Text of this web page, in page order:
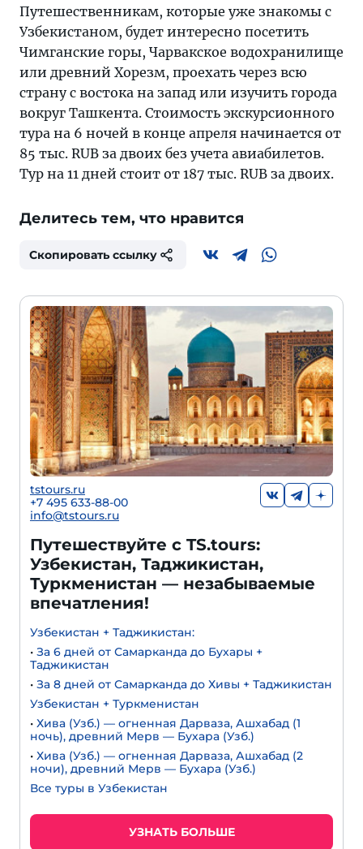
Путешественникам, которые уже знакомы с
Узбекистаном, будет интересно посетить
Чимганские горы, Чарвакское водохранилище
или древний Хорезм, проехать через всю
страну с востока на запад или изучить города
вокруг Ташкента. Стоимость экскурсионного
тура на 6 ночей в конце апреля начинается от
85 тыс. RUB за двоих без учета авиабилетов.
Тур на 11 дней стоит от 187 тыс. RUB за двоих.
Делитесь тем, что нравится
Скопировать ссылку
tstours.ru
+7 495 633-88-00
info@tstours.ru
Путешествуйте с TS.tours:
Узбекистан, Таджикистан,
Туркменистан — незабываемые
впечатления!
Узбекистан + Таджикистан:
• За 6 дней от Самарканда до Бухары +
Таджикистан
• За 8 дней от Самарканда до Хивы + Таджикистан
Узбекистан + Туркменистан
• Хива (Узб.) — огненная Дарваза, Ашхабад (1
ночь), древний Мерв — Бухара (Узб.)
• Хива (Узб.) — огненная Дарваза, Ашхабад (2
ночи), древний Мерв — Бухара (Узб.)
Все туры в Узбекистан
УЗНАТЬ БОЛЬШЕ